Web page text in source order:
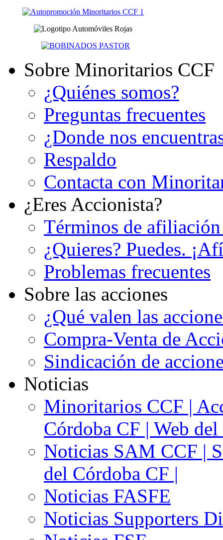
Sobre Minoritarios CCF
¿Quiénes somos?
Preguntas frecuentes
¿Donde nos
Respaldo
Contacta con
¿Eres Accionista?
Términos de
¿Quieres? Puedes.
Problemas frecuentes
Sobre las acciones
¿Qué valen las
Compra-Venta de
Sindicación de
Noticias
Minoritarios CCF |
Córdoba CF | Web
Noticias SAM CCF |
del Córdoba CF |
Noticias FASFE
Noticias Supporters